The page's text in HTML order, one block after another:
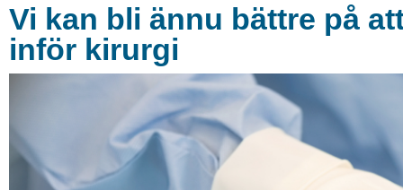
Vi kan bli ännu bättre på
inför kirurgi